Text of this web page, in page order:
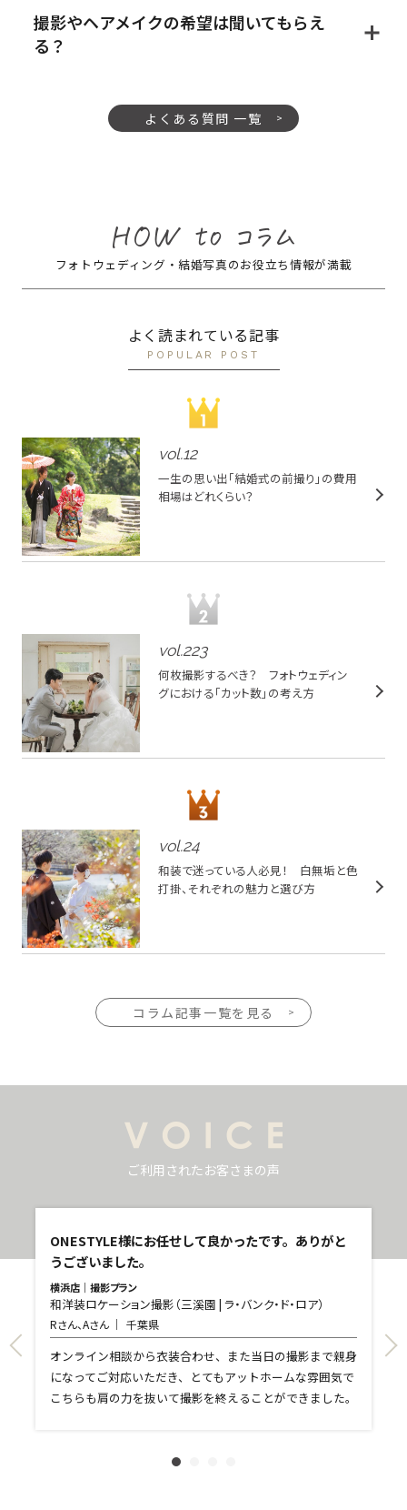
撮影やヘアメイクの希望は聞いてもらえ
る？
よくある質問 一覧
フォトウェディング・結婚写真のお役立ち情報が満載
よく読まれている記事
POPULAR POST
vol.12
一生の思い出「結婚式の前撮り」の費用
相場はどれくらい？
vol.223
何枚撮影するべき？ フォトウェディン
グにおける「カット数」の考え方
vol.24
和装で迷っている人必見！ 白無垢と色
打掛、それぞれの魅力と選び方
コラム記事一覧を見る
ご利用されたお客さまの声
ONESTYLE様にお任せして良かったです。ありがと
うございました。
横浜店｜撮影プラン
和洋装ロケーション撮影（三溪園 | ラ・バンク・ド・ロア）
Rさん、Aさん 千葉県
オンライン相談から衣装合わせ、また当日の撮影まで親身
になってご対応いただき、とてもアットホームな雰囲気で
こちらも肩の力を抜いて撮影を終えることができました。
T